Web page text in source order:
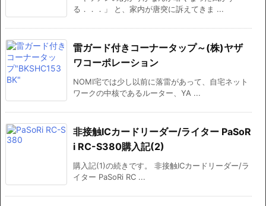
る．．．」 と、家内が唐突に訴えてきま ...
雷ガード付きコーナータップ～(株)ヤザ
ワコーポレーション
NOMI宅では少し以前に落雷があって、自宅ネット
ワークの中核であるルーター、YA ...
非接触ICカードリーダー/ライター PaSoR
i RC-S380購入記(2)
購入記(1)の続きです。 非接触ICカードリーダー/ラ
イター PaSoRi RC ...